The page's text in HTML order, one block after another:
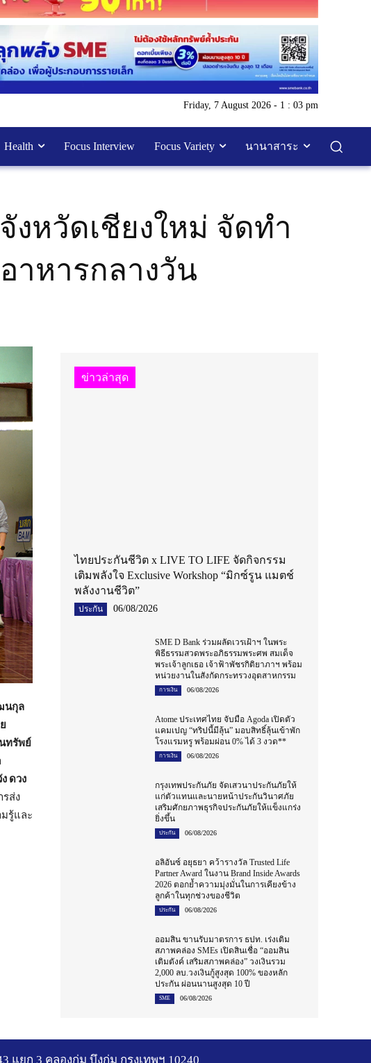
Friday, 7 August 2026 - 1 : 03 pm
Health Focus Interview Focus Variety นานาสาระ
งหวัดเชียงใหม่ จัดทำ
าหารกลางวัน
นกุล
ทรัพย์
ดวง
ส่ง
รู้และ
ข่าวล่าสุด
ไทยประกันชีวิต x LIVE TO LIFE จัดกิจกรรม
เติมพลังใจ Exclusive Workshop “มิกซ์รูน แมตช์
พลังงานชีวิต”
ประกัน 06/08/2026
SME D Bank ร่วมผลัดเวรเฝ้าฯ ในพระ
พิธีธรรมสวดพระอภิธรรมพระศพ สมเด็จ
พระเจ้าลูกเธอ เจ้าฟ้าพัชรกิติยาภาฯ พร้อม
หน่วยงานในสังกัดกระทรวงอุตสาหกรรม
การเงิน 06/08/2026
Atome ประเทศไทย จับมือ Agoda เปิดตัว
แคมเปญ “ทริปนี้มีลุ้น” มอบสิทธิ์ลุ้นเข้าพัก
โรงแรมหรู พร้อมผ่อน 0% ได้ 3 งวด**
การเงิน 06/08/2026
กรุงเทพประกันภัย จัดเสวนาประกันภัยให้
แก่ตัวแทนและนายหน้าประกันวินาศภัย
เสริมศักยภาพธุรกิจประกันภัยให้แข็งแกร่ง
ยิ่งขึ้น
ประกัน 06/08/2026
อลิอันซ์ อยุธยา คว้ารางวัล Trusted Life
Partner Award ในงาน Brand Inside Awards
2026 ตอกย้ำความมุ่งมั่นในการเคียงข้าง
ลูกค้าในทุกช่วงของชีวิต
ประกัน 06/08/2026
ออมสิน ขานรับมาตรการ ธปท. เร่งเติม
สภาพคล่อง SMEs เปิดสินเชื่อ “ออมสิน
เติมตังค์ เสริมสภาพคล่อง” วงเงินรวม
2,000 ลบ.วงเงินกู้สูงสุด 100% ของหลัก
ประกัน ผ่อนนานสูงสุด 10 ปี
SME 06/08/2026
แยก 3 คลองกุ่ม บึงกุ่ม กรุงเทพฯ 10240